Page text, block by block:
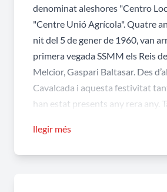
denominat aleshores "Centro
"Centre Unió Agrícola". Quatre
nit del 5 de gener de 1960, van
primera vegada SSMM els Reis
Melcior, Gaspari Baltasar. Des
Cavalcada i aquesta festivitat
han estat presents any rera any.
de la Masia es porta a terme la
llegir més